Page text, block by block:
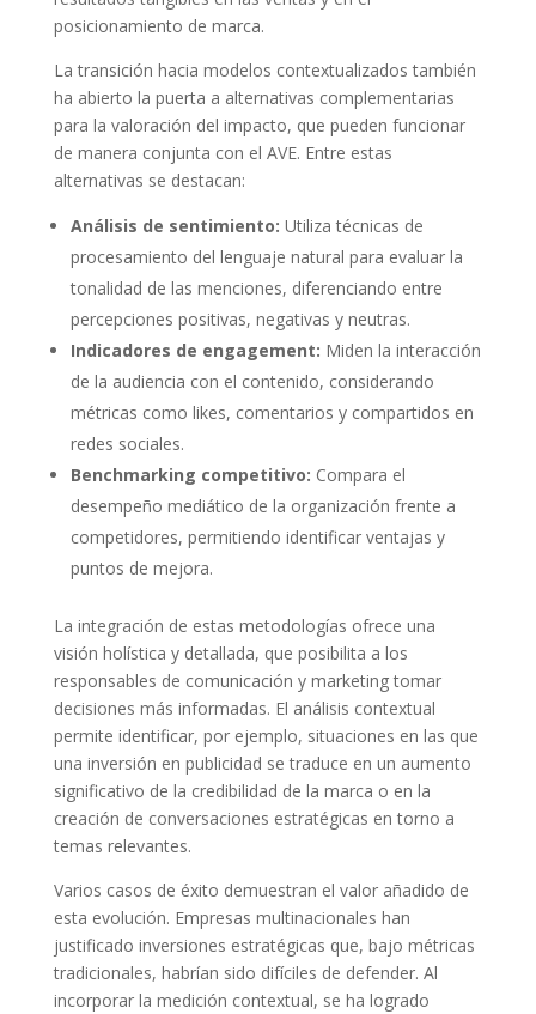
posicionamiento de marca.
La transición hacia modelos contextualizados también
ha abierto la puerta a alternativas complementarias
para la valoración del impacto, que pueden funcionar
de manera conjunta con el AVE. Entre estas
alternativas se destacan:
Análisis de sentimiento: Utiliza técnicas de
procesamiento del lenguaje natural para evaluar la
tonalidad de las menciones, diferenciando entre
percepciones positivas, negativas y neutras.
Indicadores de engagement: Miden la interacción
de la audiencia con el contenido, considerando
métricas como likes, comentarios y compartidos en
redes sociales.
Benchmarking competitivo: Compara el
desempeño mediático de la organización frente a
competidores, permitiendo identificar ventajas y
puntos de mejora.
La integración de estas metodologías ofrece una
visión holística y detallada, que posibilita a los
responsables de comunicación y marketing tomar
decisiones más informadas. El análisis contextual
permite identificar, por ejemplo, situaciones en las que
una inversión en publicidad se traduce en un aumento
significativo de la credibilidad de la marca o en la
creación de conversaciones estratégicas en torno a
temas relevantes.
Varios casos de éxito demuestran el valor añadido de
esta evolución. Empresas multinacionales han
justificado inversiones estratégicas que, bajo métricas
tradicionales, habrían sido difíciles de defender. Al
incorporar la medición contextual, se ha logrado